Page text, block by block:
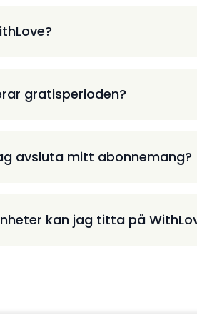
gratisperioden?
avsluta mitt abonnemang?
kan jag titta på